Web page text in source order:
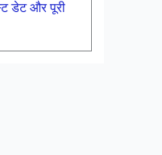
डेट और पूरी